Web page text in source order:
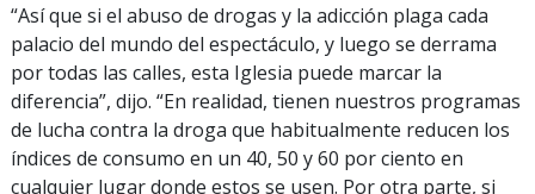
“Así que si el abuso de drogas y la adicción plaga cada
palacio del mundo del espectáculo, y luego se derrama
por todas las calles, esta Iglesia puede marcar la
diferencia”, dijo. “En realidad, tienen nuestros programas
de lucha contra la droga que habitualmente reducen los
índices de consumo en un 40, 50 y 60 por ciento en
cualquier lugar donde estos se usen. Por otra parte, si